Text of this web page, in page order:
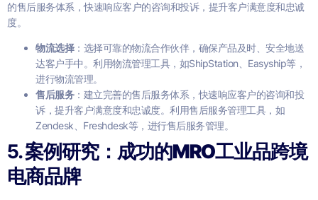
的售后服务体系，快速响应客户的咨询和投诉，提升客户满意度和忠诚
度。
物流选择：选择可靠的物流合作伙伴，确保产品及时、安全地送
达客户手中。利用物流管理工具，如ShipStation、Easyship等，
进行物流管理。
售后服务：建立完善的售后服务体系，快速响应客户的咨询和投
诉，提升客户满意度和忠诚度。利用售后服务管理工具，如
Zendesk、Freshdesk等，进行售后服务管理。
5.案例研究：成功的MRO工业品跨境
电商品牌